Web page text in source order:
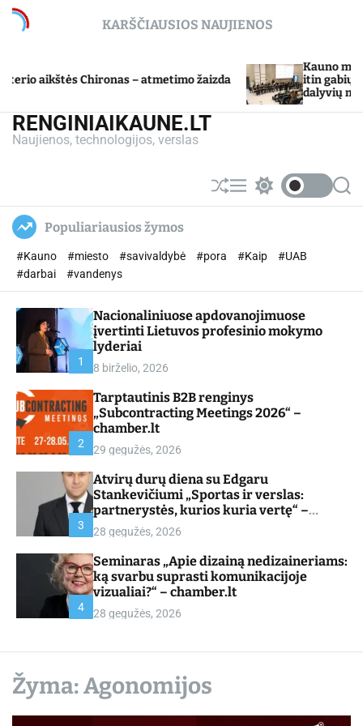
c
n
KARŠČIAUSIOS NAUJIENOS
aikštės Chironas – atmetimo žaizda
Kauno miesto
itin gabių
dalyvių mokslo
RENGINIAIKAUNE.LT
Naujienos, technologijos, verslas
S
h
e
M
e w
h
o
r
S
e
Populiariausios žymos
#Kauno #miesto #savivaldybė #pora #Kaip
#UAB
#darbai
#vandenys
1
Nacionaliniuose apdovanojimuose
įvertinti Lietuvos profesinio mokymo
lyderiai
8 birželio, 2026
2
Tarptautinis B2B renginys
„Subcontracting Meetings 2026“ –
chamber.lt
29 gegužės, 2026
3
Atvirų durų diena su Edgaru
Stankevičiumi „Sportas ir verslas:
partnerystės, kurios kuria vertę“ –
chamber.lt
28 gegužės, 2026
4
Seminaras „Apie dizainą nedizaineriams:
ką svarbu suprasti komunikacijoje
vizualiai?“ – chamber.lt
28 gegužės, 2026
Žyma:Agonomijos